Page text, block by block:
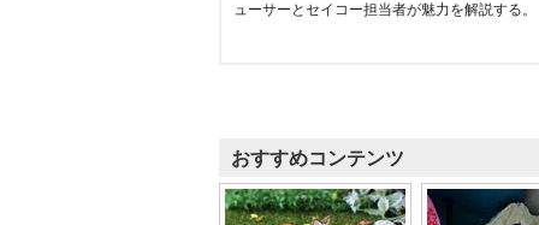
ューサーとセイコー担当者が魅力を解説する。
おすすめコンテンツ